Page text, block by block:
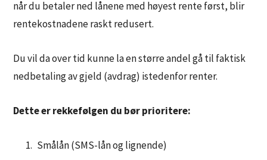
når du betaler ned lånene med høyest rente først, blir
rentekostnadene raskt redusert.
Du vil da over tid kunne la en større andel gå til faktisk
nedbetaling av gjeld (avdrag) istedenfor renter.
Dette er rekkefølgen du bør prioritere:
Smålån (SMS-lån og lignende)